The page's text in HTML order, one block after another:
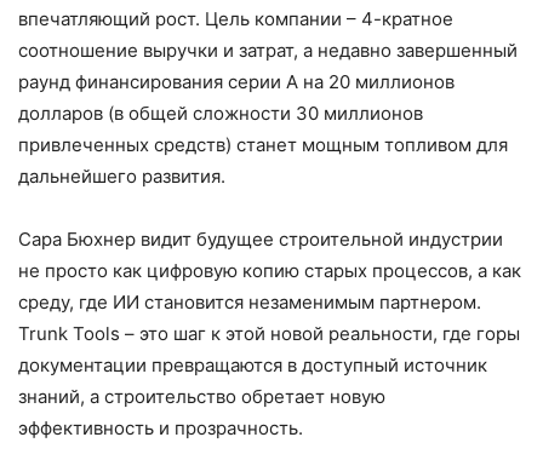
впечатляющий рост. Цель компании – 4-кратное
соотношение выручки и затрат, а недавно завершенный
раунд финансирования серии А на 20 миллионов
долларов (в общей сложности 30 миллионов
привлеченных средств) станет мощным топливом для
дальнейшего развития.
Сара Бюхнер видит будущее строительной индустрии
не просто как цифровую копию старых процессов, а как
среду, где ИИ становится незаменимым партнером.
Trunk Tools – это шаг к этой новой реальности, где горы
документации превращаются в доступный источник
знаний, а строительство обретает новую
эффективность и прозрачность.